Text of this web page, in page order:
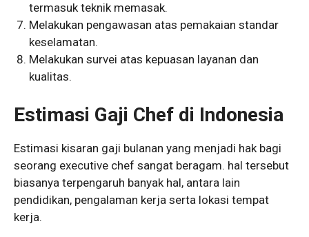
termasuk teknik memasak.
Melakukan pengawasan atas pemakaian standar
keselamatan.
Melakukan survei atas kepuasan layanan dan
kualitas.
Estimasi Gaji Chef di Indonesia
Estimasi kisaran gaji bulanan yang menjadi hak bagi
seorang executive chef sangat beragam. hal tersebut
biasanya terpengaruh banyak hal, antara lain
pendidikan, pengalaman kerja serta lokasi tempat
kerja.